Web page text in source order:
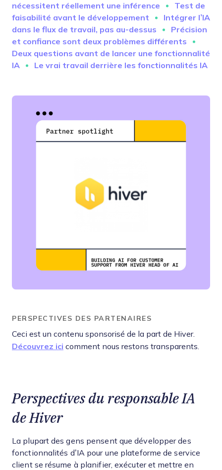
nécessitent réellement une inférence
Test de
faisabilité avant le développement
Intégrer l’IA
dans le flux de travail, pas au-dessus
Précision
et confiance sont deux problèmes différents
Deux questions avant de lancer une fonctionnalité
IA
Le vrai travail derrière les fonctionnalités IA
PERSPECTIVES DES PARTENAIRES
Ceci est un contenu sponsorisé de la part de Hiver.
Découvrez ici comment nous restons transparents.
Perspectives du responsable IA
de Hiver
La plupart des gens pensent que développer des
fonctionnalités d’IA pour une plateforme de service
client se résume à planifier, exécuter et mettre en